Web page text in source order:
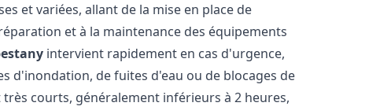
et variées, allant de la mise en place de
et à la maintenance des équipements
intervient rapidement en cas d'urgence,
d'inondation, de fuites d'eau ou de blocages de
courts, généralement inférieurs à 2 heures,